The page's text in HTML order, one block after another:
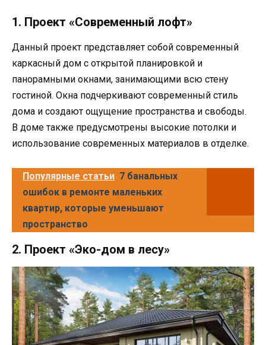
1. Проект «Современный лофт»
Данный проект представляет собой современный
каркасный дом с открытой планировкой и
панорамными окнами, занимающими всю стену
гостиной. Окна подчеркивают современный стиль
дома и создают ощущение пространства и свободы.
В доме также предусмотрены высокие потолки и
использование современных материалов в отделке.
Популярные статьи 7 банальных
ошибок в ремонте маленьких
квартир, которые уменьшают
пространство
2. Проект «Эко-дом в лесу»